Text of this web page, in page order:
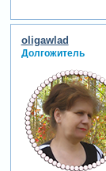
oligawlad
Долгожитель